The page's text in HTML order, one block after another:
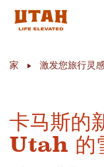
家 激发您旅行灵
卡马斯的
Utah 的